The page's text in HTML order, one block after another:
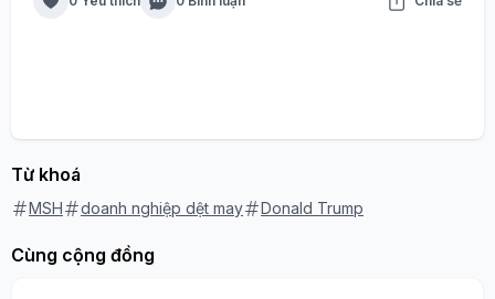
Từ khoá
MSH doanh nghiệp dệt may Donald Trump
Cùng cộng đồng